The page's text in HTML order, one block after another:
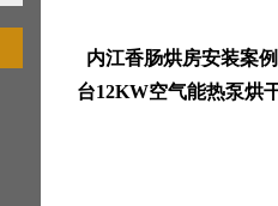
内江香肠烘房安装案
台12KW空气能热泵烘